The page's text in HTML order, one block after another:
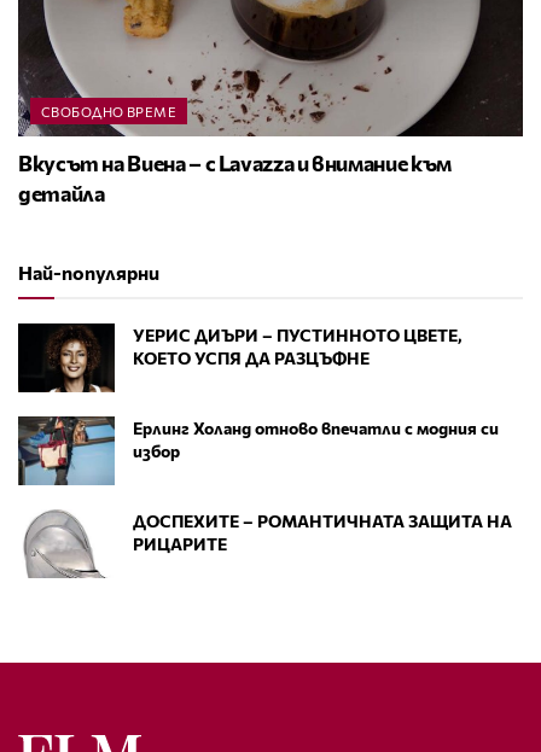
СВОБОДНО ВРЕМЕ
Вкусът на Виена – с Lavazza и внимание към
детайла
Най-популярни
УЕРИС ДИЪРИ – ПУСТИННОТО ЦВЕТЕ,
КОЕТО УСПЯ ДА РАЗЦЪФНЕ
Ерлинг Холанд отново впечатли с модния си
избор
ДОСПЕХИТЕ – РОМАНТИЧНАТА ЗАЩИТА НА
РИЦАРИТЕ